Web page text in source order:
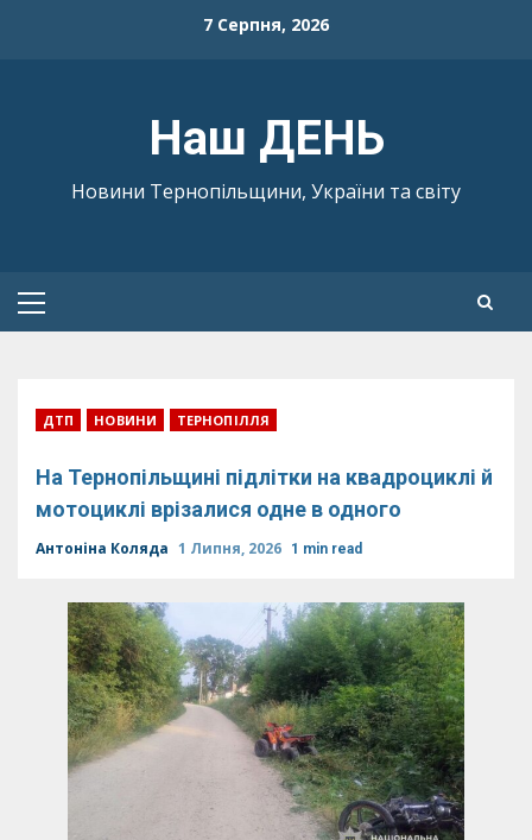
7 Серпня, 2026
Наш ДЕНЬ
Новини Тернопільщини, України та світу
Primary
ДТП НОВИНИ ТЕРНОПІЛЛЯ
На Тернопільщині підлітки на квадроциклі й
мотоциклі врізалися одне в одного
Антоніна Коляда 1 Липня, 2026 1 min read